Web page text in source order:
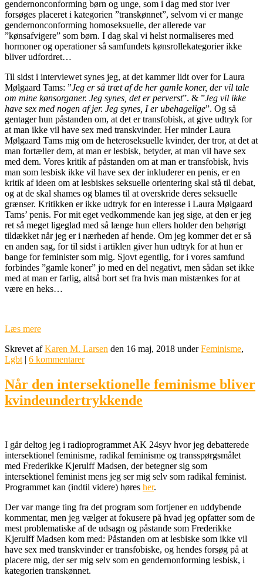
gendernonconforming børn og unge, som i dag med stor iver
forsøges placeret i kategorien ”transkønnet”, selvom vi er mange
gendernonconforming homoseksuelle, der allerede var
”kønsafvigere” som børn. I dag skal vi helst normaliseres med
hormoner og operationer så samfundets kønsrollekategorier ikke
bliver udfordret…
Til sidst i interviewet synes jeg, at det kammer lidt over for Laura
Mølgaard Tams: ”Jeg er så træt af de her gamle koner, der vil tale
om mine kønsorganer. Jeg synes, det er perverst”. & ”Jeg vil ikke
have sex med nogen af jer. Jeg synes, I er ubehagelige”. Og så
gentager hun påstanden om, at det er transfobisk, at give udtryk for
at man ikke vil have sex med transkvinder. Her minder Laura
Mølgaard Tams mig om de heteroseksuelle kvinder, der tror, at det at
man fortæller dem, at man er lesbisk, betyder, at man vil have sex
med dem. Vores kritik af påstanden om at man er transfobisk, hvis
man som lesbisk ikke vil have sex der inkluderer en penis, er en
kritik af ideen om at lesbiskes seksuelle orientering skal stå til debat,
og at de skal shames og blames til at overskride deres seksuelle
grænser. Kritikken er ikke udtryk for en interesse i Laura Mølgaard
Tams’ penis. For mit eget vedkommende kan jeg sige, at den er jeg
ret så meget ligeglad med så længe hun ellers holder den behørigt
tildækket når jeg er i nærheden af hende. Om jeg kommer det er så
en anden sag, for til sidst i artiklen giver hun udtryk for at hun er
bange for feminister som mig. Sjovt egentlig, for i vores samfund
forbindes ”gamle koner” jo med en del negativt, men sådan set ikke
med at man er farlig, altså bort set fra hvis man mistænkes for at
være en heks…
Læs mere
Skrevet afKaren M. Larsen den 16 maj, 2018 underFeminisme,
Lgbt | 6 kommentarer
Når den intersektionelle feminisme bliver
kvindeundertrykkende
I går deltog jeg i radioprogrammet AK 24syv hvor jeg debatterede
intersektionel feminisme, radikal feminisme og transspørgsmålet
med Frederikke Kjerulff Madsen, der betegner sig som
intersektionel feminist mens jeg ser mig selv som radikal feminist.
Programmet kan (indtil videre) høres her.
Der var mange ting fra det program som fortjener en uddybende
kommentar, men jeg vælger at fokusere på hvad jeg opfatter som de
mest problematiske af de udsagn og påstande som Frederikke
Kjerulff Madsen kom med: Påstanden om at lesbiske som ikke vil
have sex med transkvinder er transfobiske, og hendes forsøg på at
placere mig, der ser mig selv som en gendernonforming lesbisk, i
kategorien transkønnet.